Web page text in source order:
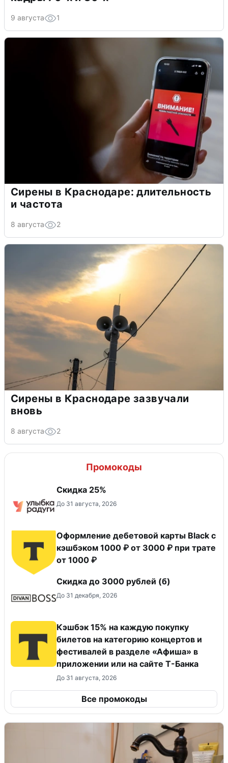
9 августа 1
Сирены в Краснодаре: длительность
и частота
8 августа 2
Сирены в Краснодаре зазвучали
вновь
8 августа 2
Промокоды
Скидка 25%
До 31 августа, 2026
Оформление дебетовой карты Black с
кэшбэком 1000 ₽ от 3000 ₽ при трате
от 1000 ₽
Скидка до 3000 рублей (б)
До 31 декабря, 2026
Кэшбэк 15% на каждую покупку
билетов на категорию концертов и
фестивалей в разделе «Афиша» в
приложении или на сайте Т-Банка
До 31 августа, 2026
Все промокоды